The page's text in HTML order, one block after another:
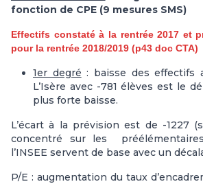
fonction de CPE (9 mesures SMS)
Effectifs constaté à la rentrée 2017 et
pour la rentrée 2018/2019 (p43 doc CTA)
1er degré : baisse des effectifs
L’Isère avec -781 élèves est le
plus forte baisse.
L’écart à la prévision est de -1227
concentré sur les
l’INSEE servent de base avec un
P/E : augmentation du taux